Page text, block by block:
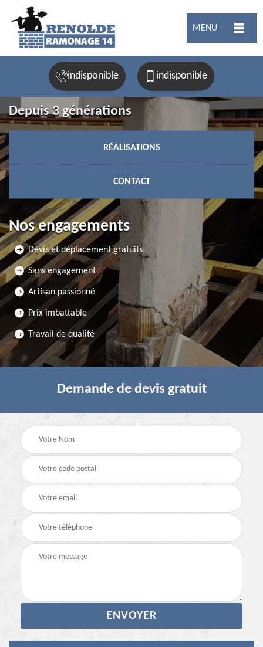
MENU
indisponible indisponible
Depuis 3 générations
RÉALISATIONS
CONTACT
Nos engagements
Devis et déplacement gratuits
Sans engagement
Artisan passionné
Prix imbattable
Travail de qualité
Demande de devis gratuit